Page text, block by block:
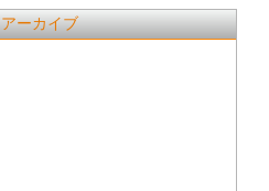
アーカイブ